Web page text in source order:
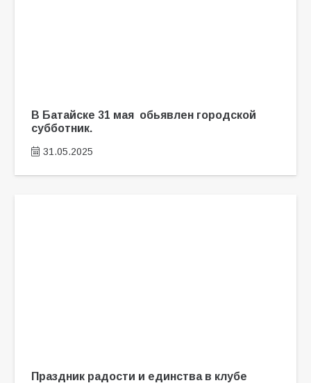
В Батайске 31 мая обьявлен городской
субботник.
31.05.2025
Праздник радости и единства в клубе